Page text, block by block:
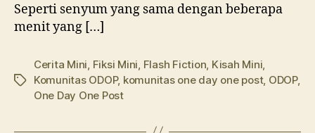
Seperti senyum yang sama dengan beberapa
menit yang […]
Tags
Cerita Mini Fiksi Mini Flash Fiction Kisah Mini
Komunitas ODOP, komunitas one day one post, ODOP,
One Day One Post